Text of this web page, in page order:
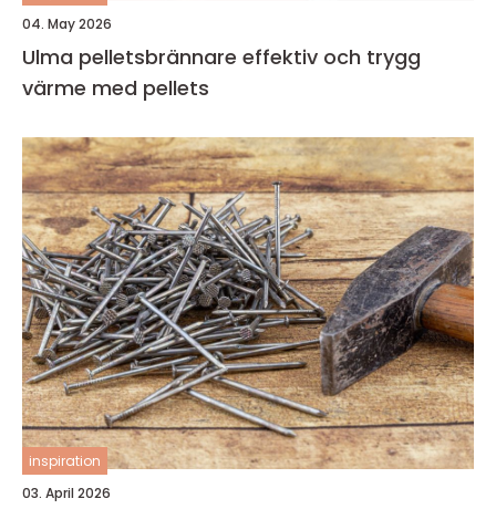
04. May 2026
Ulma pelletsbrännare effektiv och trygg
värme med pellets
inspiration
03. April 2026